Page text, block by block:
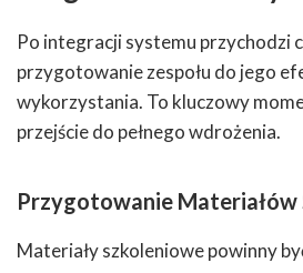
Po integracji systemu przychodzi
przygotowanie zespołu do jego
wykorzystania. To kluczowy
przejście do pełnego wdrożenia.
Przygotowanie Materiałów
Materiały szkoleniowe powinny